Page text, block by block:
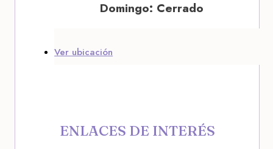
Domingo: Cerrado
Ver ubicación
ENLACES DE INTERÉS